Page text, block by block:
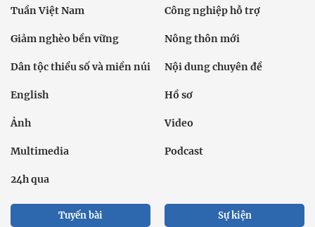
Tuần Việt Nam Công nghiệp hỗ trợ
Giảm nghèo bền vững Nông thôn mới
Dân tộc thiểu số và miền núi Nội dung chuyên đề
English Hồ sơ
Ảnh Video
Multimedia Podcast
24h qua
Tuyến bài Sự kiện